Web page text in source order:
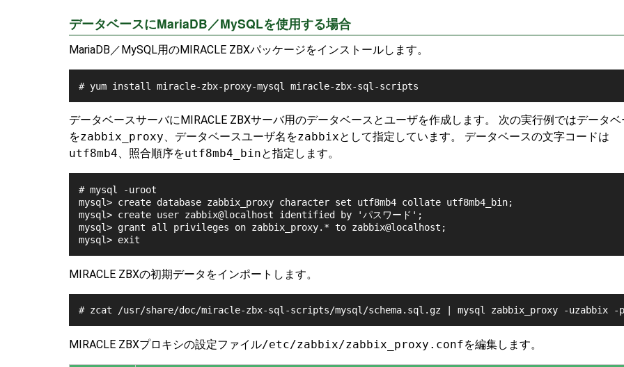
データベースにMariaDB／MySQLを使用する場合
MariaDB／MySQL用のMIRACLE ZBXパッケージをインストールします。
# yum install miracle-zbx-proxy-mysql miracle-zbx-sql-scripts
データベースサーバにMIRACLE ZBXサーバ用のデータベースとユーザを作成します。 次の実行例ではデータ
をzabbix_proxy、データベースユーザ名をzabbixとして指定しています。 データベースの文字コードは
utf8mb4、照合順序をutf8mb4_binと指定します。
# mysql -uroot
mysql> create database zabbix_proxy character set utf8mb4 collate utf8mb4_bin;
mysql> create user zabbix@localhost identified by 'パスワード';
mysql> grant all privileges on zabbix_proxy.* to zabbix@localhost;
MIRACLE ZBXの初期データをインポートします。
MIRACLE ZBXプロキシの設定ファイル/etc/zabbix/zabbix_proxy.confを編集します。